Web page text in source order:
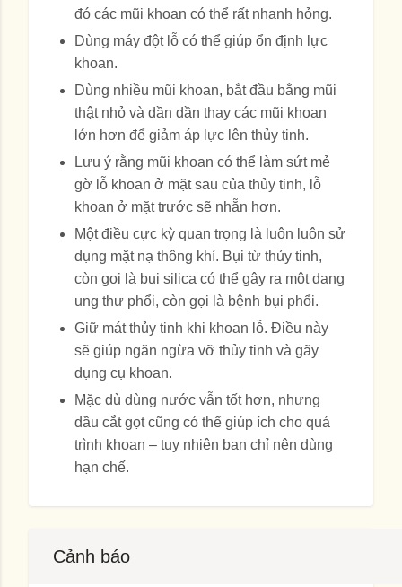
đó các mũi khoan có thể rất nhanh hỏng.
Dùng máy đột lỗ có thể giúp ổn định lực
khoan.
Dùng nhiều mũi khoan, bắt đầu bằng mũi
thật nhỏ và dần dần thay các mũi khoan
lớn hơn để giảm áp lực lên thủy tinh.
Lưu ý rằng mũi khoan có thể làm sứt mẻ
gờ lỗ khoan ở mặt sau của thủy tinh, lỗ
khoan ở mặt trước sẽ nhẵn hơn.
Một điều cực kỳ quan trọng là luôn luôn sử
dụng mặt nạ thông khí. Bụi từ thủy tinh,
còn gọi là bụi silica có thể gây ra một dạng
ung thư phổi, còn gọi là bệnh bụi phổi.
Giữ mát thủy tinh khi khoan lỗ. Điều này
sẽ giúp ngăn ngừa vỡ thủy tinh và gãy
dụng cụ khoan.
Mặc dù dùng nước vẫn tốt hơn, nhưng
dầu cắt gọt cũng có thể giúp ích cho quá
trình khoan – tuy nhiên bạn chỉ nên dùng
hạn chế.
Cảnh báo